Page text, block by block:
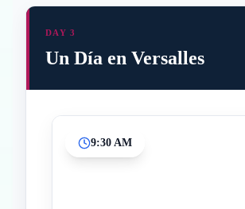
DAY 3
Un Día en Versalles
9:30 AM